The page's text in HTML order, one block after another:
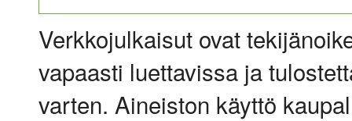
Verkkojulkaisut ovat
vapaasti luettavissa ja
varten. Aineiston käyttö